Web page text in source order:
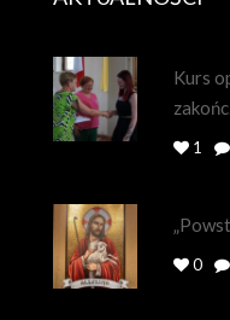
Kurs
1
0